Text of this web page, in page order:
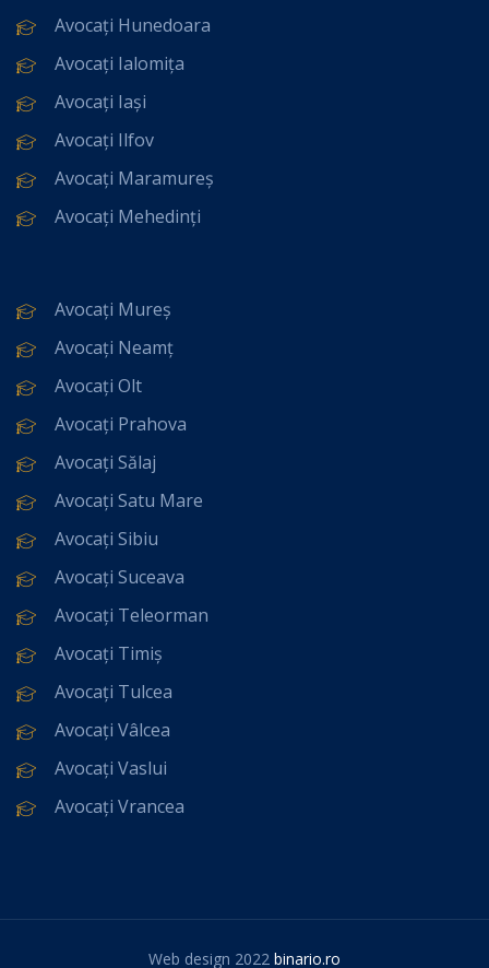
Avocați Hunedoara
Avocați Ialomița
Avocați Iași
Avocați Ilfov
Avocați Maramureș
Avocați Mehedinți
Avocați Mureș
Avocați Neamț
Avocați Olt
Avocați Prahova
Avocați Sălaj
Avocați Satu Mare
Avocați Sibiu
Avocați Suceava
Avocați Teleorman
Avocați Timiș
Avocați Tulcea
Avocați Vâlcea
Avocați Vaslui
Avocați Vrancea
Web design 2022 binario.ro